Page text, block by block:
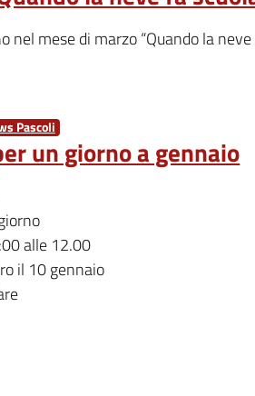
nel mese di marzo “Quando la
Pascoli
un giorno a gennaio
alle 12.00
il 10 gennaio